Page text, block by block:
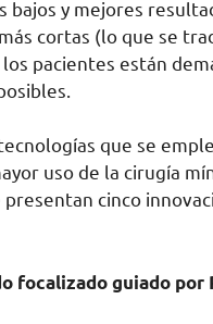
y mejores
cortas (lo que se
pacientes están
que se
uso de la cirugía
presentan cinco
focalizado guiado por